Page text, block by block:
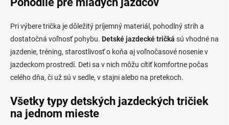
i
u
Pri výbere trička je dôležitý príjemný materiál, pohodlný strih a
dostatočná voľnosť pohybu. Detské jazdecké tričká sú vhodné na
jazdenie, tréning, starostlivosť o koňa aj voľnočasové nosenie v
jazdeckom prostredí. Deti sa v nich môžu cítiť komfortne počas
celého dňa, či už sú v sedle, v stajni alebo na pretekoch.
Všetky typy detských jazdeckých tričiek
na jednom mieste